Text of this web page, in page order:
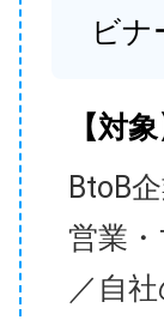
ビナ
【対象
BtoB
営業
／自